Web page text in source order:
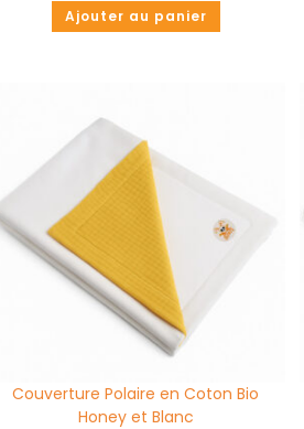
Ajouter au panier
Couverture Polaire en Coton Bio
Honey et Blanc